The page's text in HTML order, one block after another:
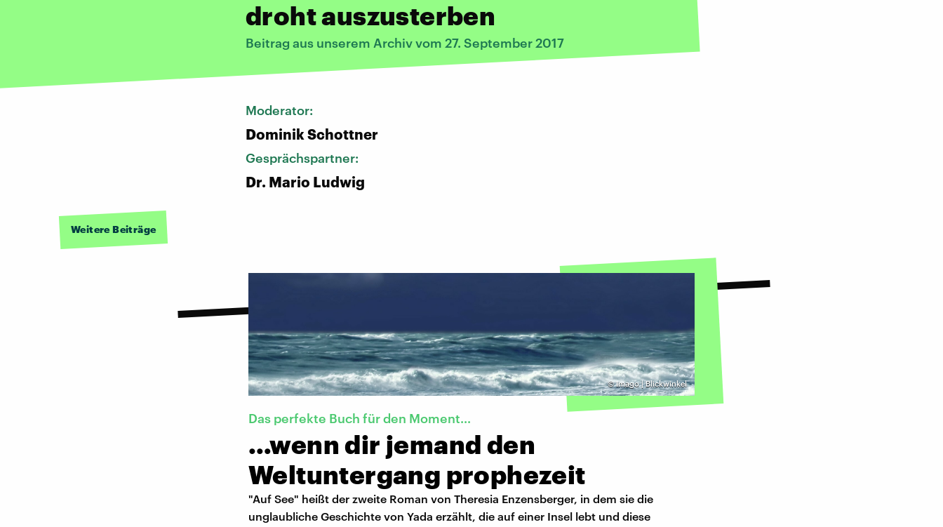
droht auszusterben
Beitrag aus unserem Archiv vom 27. September 2017
Moderator:
Dominik Schottner
Gesprächspartner:
Dr. Mario Ludwig
Weitere Beiträge
©Imago | Blickwinkel
Das perfekte Buch für den Moment...
…wenn dir jemand den
Weltuntergang prophezeit
"Auf See" heißt der zweite Roman von Theresia Enzensberger, in dem sie die
unglaubliche Geschichte von Yada erzählt, die auf einer Insel lebt und diese